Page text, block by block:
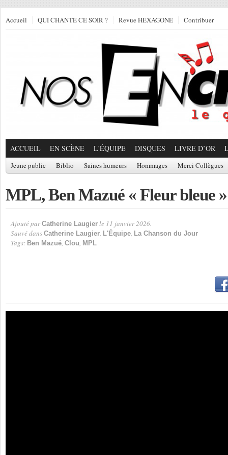
Accueil QUI CHANTE CE SOIR ? Revue HEXAGONE Contribuer
ACCUEIL EN SCÈNE L'ÉQUIPE DISQUES LIVRE D’OR
Jeune public Biblio Saines humeurs Hommages Merci Collègues
MPL, Ben Mazué « Fleur bleue »
Ajouté par Catherine Laugier le 11 janvier 2026.
Sauvé dans Catherine Laugier, L'Équipe, La Chanson du Jour
Tags: Ben Mazué, Clou, MPL